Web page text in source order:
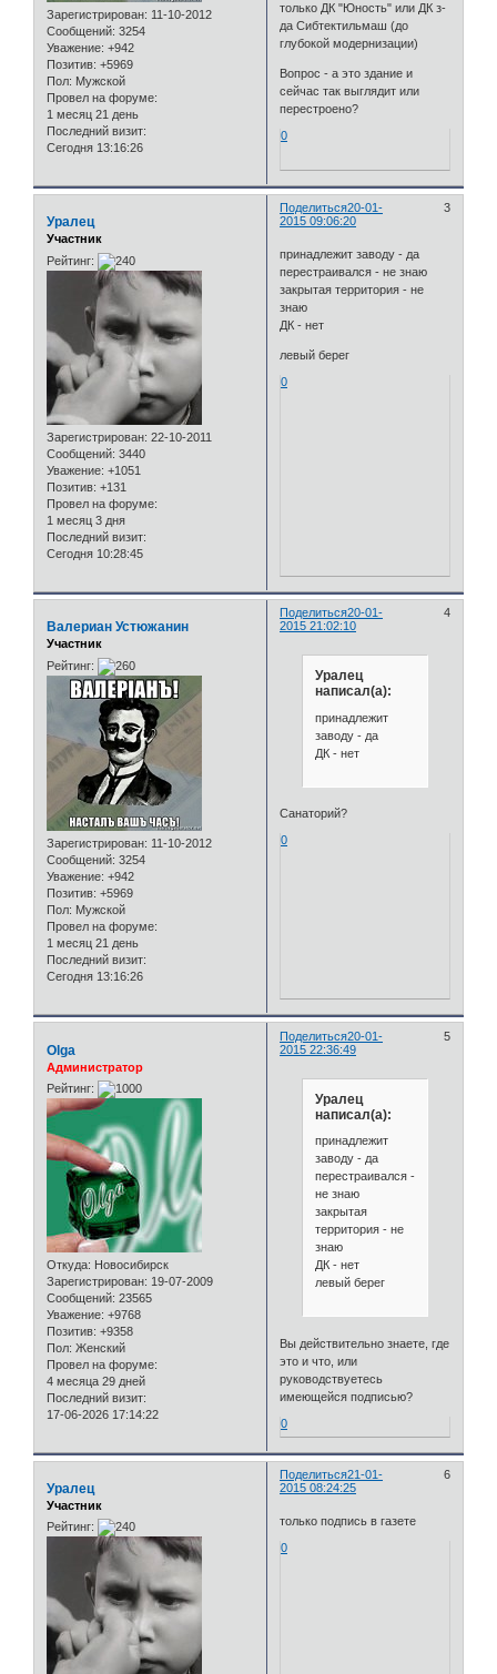
Зарегистрирован: 11-10-2012
Сообщений: 3254
Уважение: +942
Позитив: +5969
Пол: Мужской
Провел на форуме:
1 месяц 21 день
Последний визит:
Сегодня 13:16:26
только ДК "Юность" или ДК з-
да Сибтектильмаш (до
глубокой модернизации)
Вопрос - а это здание и
сейчас так выглядит или
перестроено?
0
Поделиться 3
20-01-
2015 09:06:20
Уралец
Участник
Рейтинг:
Зарегистрирован: 22-10-2011
Сообщений: 3440
Уважение: +1051
Позитив: +131
Провел на форуме:
1 месяц 3 дня
Последний визит:
Сегодня 10:28:45
принадлежит заводу - да
перестраивался - не знаю
закрытая территория - не
знаю
ДК - нет
левый берег
0
Поделиться 4
20-01-
2015 21:02:10
Валериан Устюжанин
Участник
Рейтинг:
Зарегистрирован: 11-10-2012
Сообщений: 3254
Уважение: +942
Позитив: +5969
Пол: Мужской
Провел на форуме:
1 месяц 21 день
Последний визит:
Сегодня 13:16:26
Уралец
написал(а):
принадлежит
заводу - да
ДК - нет
Санаторий?
0
Поделиться 5
20-01-
2015 22:36:49
Olga
Администратор
Рейтинг:
Откуда: Новосибирск
Зарегистрирован: 19-07-2009
Сообщений: 23565
Уважение: +9768
Позитив: +9358
Пол: Женский
Провел на форуме:
4 месяца 29 дней
Последний визит:
17-06-2026 17:14:22
Уралец
написал(а):
принадлежит
заводу - да
перестраивался -
не знаю
закрытая
территория - не
знаю
ДК - нет
левый берег
Вы действительно знаете, где
это и что, или
руководствуетесь
имеющейся подписью?
0
Поделиться 6
21-01-
2015 08:24:25
Уралец
Участник
Рейтинг:
только подпись в газете
0